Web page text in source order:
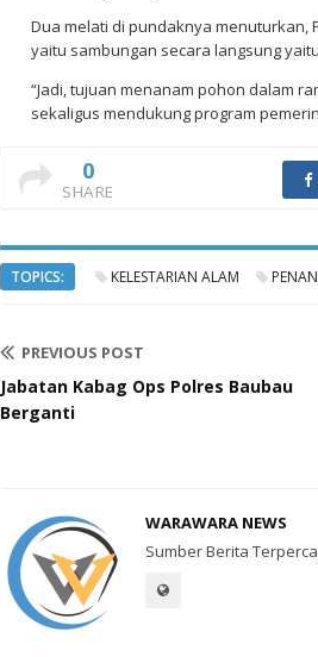
Dua melati di pundaknya
yaitu sambungan secara langsung
“Jadi, tujuan menanam pohon dalam
sekaligus mendukung program
0
SHARE
TOPICS: KELESTARIAN ALAM
PREVIOUS POST
Jabatan Kabag Ops Polres Baubau
Berganti
WARAWARA NEWS
Sumber Berita